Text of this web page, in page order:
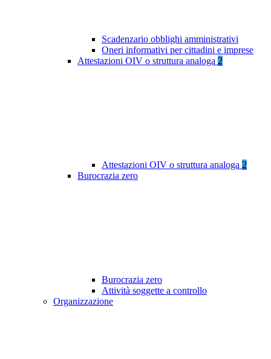
Scadenzario obblighi amministrativi
Oneri informativi per cittadini e imprese
Attestazioni OIV o struttura analoga 2
Attestazioni OIV o struttura analoga 2
Burocrazia zero
Burocrazia zero
Attività soggette a controllo
Organizzazione